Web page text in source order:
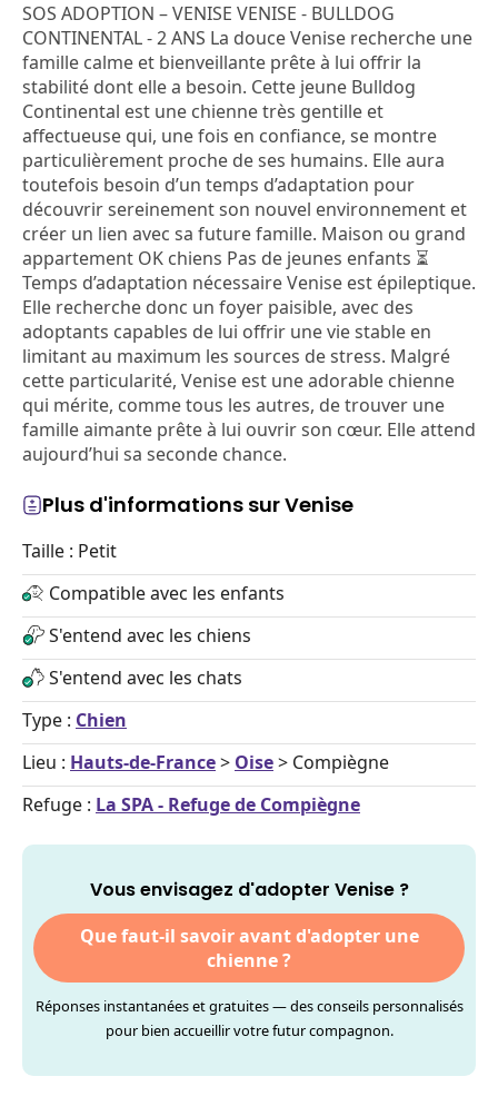
SOS ADOPTION – VENISE VENISE - BULLDOG
CONTINENTAL - 2 ANS La douce Venise recherche une
famille calme et bienveillante prête à lui offrir la
stabilité dont elle a besoin. Cette jeune Bulldog
Continental est une chienne très gentille et
affectueuse qui, une fois en confiance, se montre
particulièrement proche de ses humains. Elle aura
toutefois besoin d’un temps d’adaptation pour
découvrir sereinement son nouvel environnement et
créer un lien avec sa future famille. Maison ou grand
appartement OK chiens Pas de jeunes enfants ⏳
Temps d’adaptation nécessaire Venise est épileptique.
Elle recherche donc un foyer paisible, avec des
adoptants capables de lui offrir une vie stable en
limitant au maximum les sources de stress. Malgré
cette particularité, Venise est une adorable chienne
qui mérite, comme tous les autres, de trouver une
famille aimante prête à lui ouvrir son cœur. Elle attend
aujourd’hui sa seconde chance.
Plus d'informations sur Venise
Taille : Petit
Compatible avec les enfants
S'entend avec les chiens
S'entend avec les chats
Type : Chien
Lieu : Hauts-de-France> Oise> Compiègne
Refuge : La SPA - Refuge de Compiègne
Vous envisagez d'adopter Venise ?
Que faut-il savoir avant d'adopter une
chienne ?
Réponses instantanées et gratuites — des conseils personnalisés
pour bien accueillir votre futur compagnon.